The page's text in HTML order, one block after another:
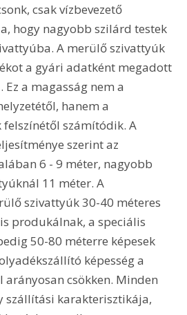
csak vízbevezető
hogy nagyobb szilárd testek
A merülő szivattyúk
a gyári adatként megadott
a magasság nem a
hanem a
számítódik. A
szerint az
6 - 9 méter, nagyobb
11 méter. A
szivattyúk 30-40 méteres
produkálnak, a speciális
50-80 méterre képesek
képesség a
csökken. Minden
szállítási karakterisztikája,